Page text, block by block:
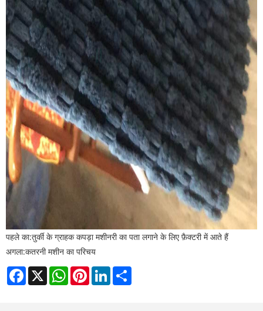
पहले का:तुर्की के ग्राहक कपड़ा मशीनरी का पता लगाने के लिए फ़ैक्टरी में आते हैं
अगला:कतरनी मशीन का परिचय
Facebook
X WhatsAppPinterestLinkedIn